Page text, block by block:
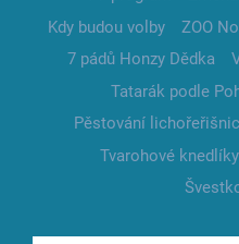
Kdy budou volby
ZOO
7 pádů Honzy Dědka
Tatarák podle
Pěstování
Tvarohové knedlíky